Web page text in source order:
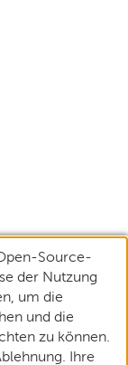
Source-
der Nutzung
um die
und die
zu können.
Ihre